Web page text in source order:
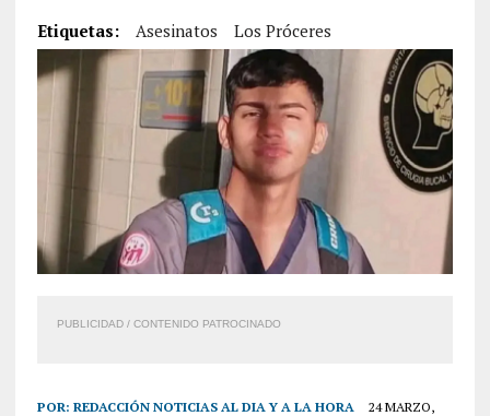
Etiquetas: Asesinatos Los Próceres
PUBLICIDAD / CONTENIDO PATROCINADO
POR: REDACCIÓN NOTICIAS AL DIA Y A LA HORA
24 MARZO,